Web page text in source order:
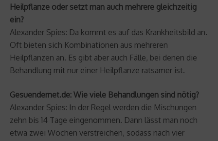
Heilpflanze oder setzt man auch mehrere gleichzeitig
ein?
Alexander Spies: Da kommt es auf das Krankheitsbild an.
Oft bieten sich Kombinationen aus mehreren
Heilpflanzen an. Es gibt aber auch Fälle, bei denen die
Behandlung mit nur einer Heilpflanze ratsamer ist.
Gesuendernet.de: Wie viele Behandlungen sind nötig?
Alexander Spies: In der Regel werden die Mischungen
zehn bis 14 Tage eingenommen. Dann lässt man noch
etwa zwei Wochen verstreichen, sodass nach vier